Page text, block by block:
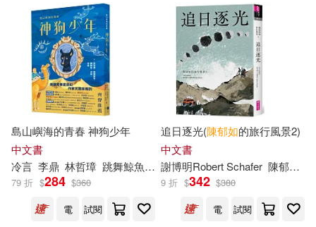
鄒敦伶(1)
鄭貴中(1)
陳亦明(1)
陳春龍(1) 陳月端(1)
陳淩子(1) 陳玟如(1)
島山嶼海的青春 神狗少年
中文書
冷言 李鼎 林哲璋 跳舞鯨魚 陳 郁如 Hui
79 折 $284 $360
電
試閱
追日逐光(陳郁如的旅行風景2)
中文書
謝博明Robert Schafer 陳郁如
9 折 $342 $380
電
試閱